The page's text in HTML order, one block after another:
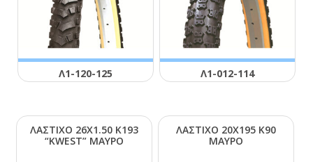
Λ1-120-125 Λ1-012-114
ΛΑΣΤΙΧΟ 26Χ1.50 Κ193
“ΚWΕSΤ” ΜΑΥΡΟ
ΛΑΣΤΙΧΟ 20Χ195 Κ90
ΜΑΥΡΟ